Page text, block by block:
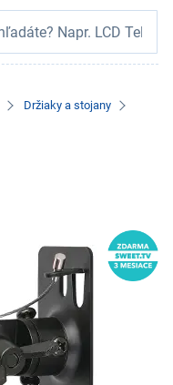
Držiaky a stojany